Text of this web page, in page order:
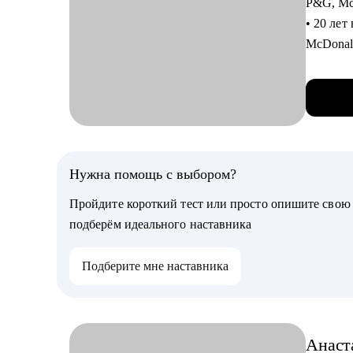
•
• ИТ-
• ИТ-
P&G,
• 20
Нужна помощь с выбором?
Пройдите короткий тест или просто опишите
подберём идеального наставника
Подберите мне наставника